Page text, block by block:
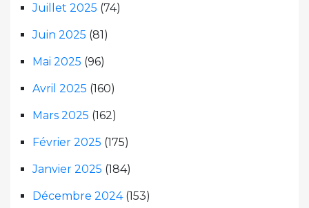
Juillet 2025 (74)
Juin 2025 (81)
Mai 2025 (96)
Avril 2025 (160)
Mars 2025 (162)
Février 2025 (175)
Janvier 2025 (184)
Décembre 2024(153)